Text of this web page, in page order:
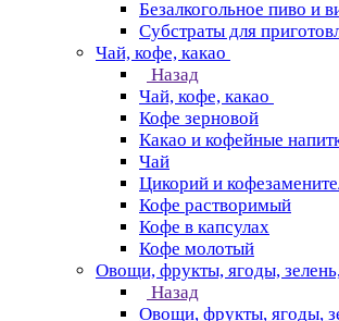
Безалкогольное пиво и
Субстраты для
Чай, кофе, какао
Назад
Чай, кофе, какао
Кофе зерновой
Какао и кофейные
Чай
Цикорий и
Кофе растворимый
Кофе в капсулах
Кофе молотый
Овощи, фрукты, ягоды,
Назад
Овощи, фрукты, ягоды,